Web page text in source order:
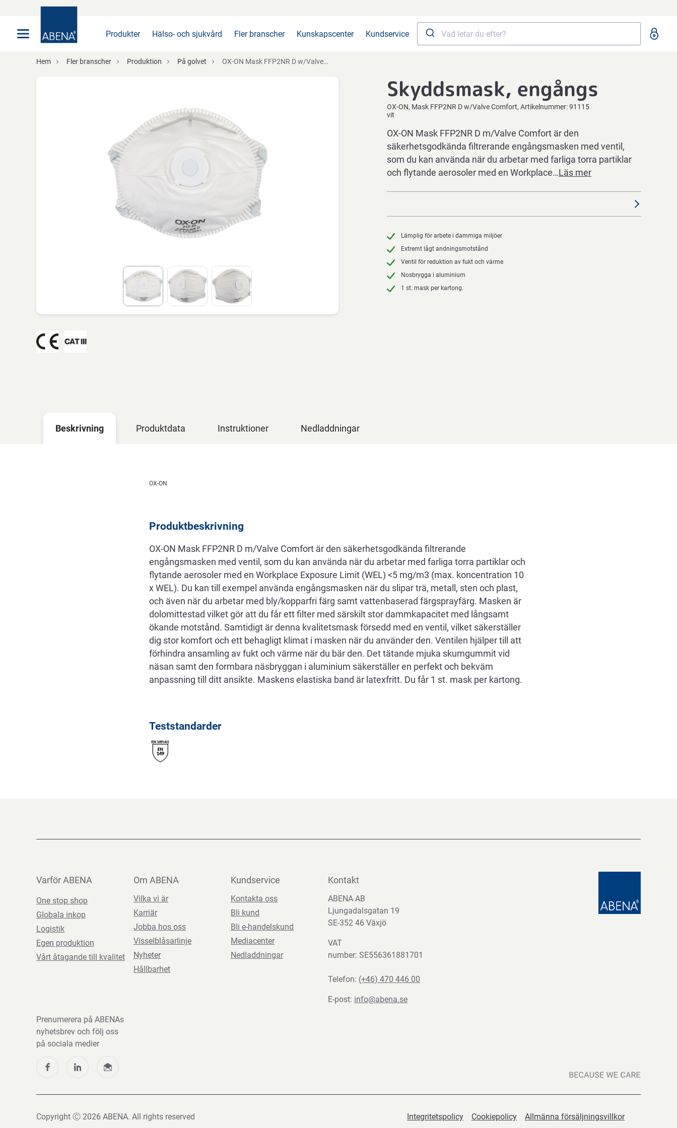
Produkter Hälso- och sjukvård Fler branscher Kunskapscenter Kundservice
Hem Fler branscher Produktion På golvet OX-ON Mask FFP2NR D w/Valve Comfort, vit
Skyddsmask, engångs
OX-ON Mask FFP2NR D w/Valve Comfort Artikelnummer:91115
vit
OX-ON Mask FFP2NR D m/Valve Comfort är den
säkerhetsgodkända filtrerande engångsmasken med ventil,
som du kan använda när du arbetar med farliga torra partiklar
och flytande aerosoler med en Workplace…Läs mer
Lämplig för arbete i dammiga miljöer
Extremt lågt andningsmotstånd
Ventil för reduktion av fukt och värme
Nosbrygga i aluminium
1 st. mask per kartong.
Beskrivning Produktdata Instruktioner Nedladdningar
Beskrivning
OX-ON
Produktbeskrivning
OX-ON Mask FFP2NR D m/Valve Comfort är den säkerhetsgodkända filtrerande
engångsmasken med ventil, som du kan använda när du arbetar med farliga torra partiklar och
flytande aerosoler med en Workplace Exposure Limit (WEL) <5 mg/m3 (max. koncentration 10
x WEL). Du kan till exempel använda engångsmasken när du slipar trä, metall, sten och plast,
och även när du arbetar med bly/kopparfri färg samt vattenbaserad färgsprayfärg. Masken är
dolomittestad vilket gör att du får ett filter med särskilt stor dammkapacitet med långsamt
ökande motstånd. Samtidigt är denna kvalitetsmask försedd med en ventil, vilket säkerställer
dig stor komfort och ett behagligt klimat i masken när du använder den. Ventilen hjälper till att
förhindra ansamling av fukt och värme när du bär den. Det tätande mjuka skumgummit vid
näsan samt den formbara näsbryggan i aluminium säkerställer en perfekt och bekväm
anpassning till ditt ansikte. Maskens elastiska band är latexfritt. Du får 1 st. mask per kartong.
Teststandarder
Varför ABENA
One stop shop
Globala inkop
Logistik
Egen produktion
Vårt åtagande till kvalitet
Om ABENA
Vilka vi är
Karriär
Jobba hos oss
Visselblåsarlinje
Nyheter
Hållbarhet
Kundservice
Kontakta oss
Bli kund
Bli e-handelskund
Mediacenter
Nedladdningar
Kontakt
ABENA AB
Ljungadalsgatan 19
SE-352 46 Växjö
VAT
number: SE556361881701
Telefon: (+46) 470 446 00
E-post: info@abena.se
Prenumerera på ABENAs
nyhetsbrev och följ oss
på sociala medier
Copyright Ⓒ 2026 ABENA. All rights reserved Integritetspolicy Cookiepolicy Allmänna försäljningsvillkor